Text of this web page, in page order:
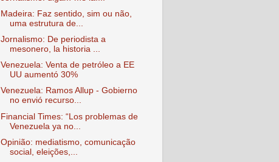
Madeira: Faz sentido, sim ou não,
uma estrutura de...
Jornalismo: De periodista a
mesonero, la historia ...
Venezuela: Venta de petróleo a EE
UU aumentó 30%
Venezuela: Ramos Allup - Gobierno
no envió recurso...
Financial Times: “Los problemas de
Venezuela ya no...
Opinião: mediatismo, comunicação
social, eleições,...